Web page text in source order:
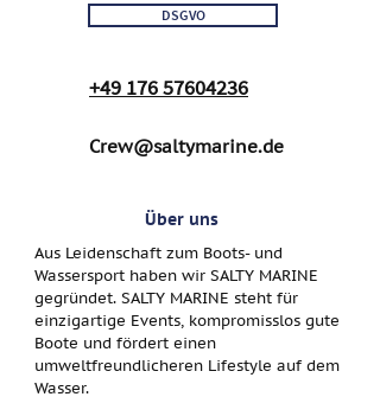
DSGVO
+49 176 57604236
Crew@saltymarine.de
Über uns
Aus Leidenschaft zum Boots- und
Wassersport haben wir SALTY MARINE
gegründet. SALTY MARINE steht für
einzigartige Events, kompromisslos gute
Boote und fördert einen
umweltfreundlicheren Lifestyle auf dem
Wasser.